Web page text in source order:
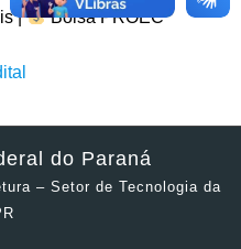
|
Bolsa PROEC
do Paraná
– Setor de Tecnologia da